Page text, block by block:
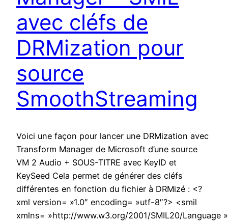
avec cléfs de
DRMization pour
source
SmoothStreaming
Voici une façon pour lancer une DRMization avec
Transform Manager de Microsoft d’une source
VM 2 Audio + SOUS-TITRE avec KeyID et
KeySeed Cela permet de générer des cléfs
différentes en fonction du fichier à DRMizé : <?
xml version= »1.0″ encoding= »utf-8″?> <smil
xmlns= »http://www.w3.org/2001/SMIL20/Language